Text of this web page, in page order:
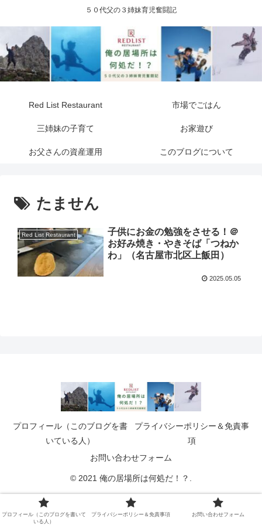
５０代父の３姉妹育児奮闘記
Red List Restaurant 市場でごはん
三姉妹の子育て お家遊び
お父さんの資産運用 このブログについて
たません
Red List Restaurant
子供にお金の勉強をさせる！＠
お好み焼き・やきそば「つねか
わ」（名古屋市北区上飯田）
2025.05.05
プロフィール（このブログを書
いている人）
プライバシーポリシー＆免責事
項
お問い合わせフォーム
© 2021 俺の居場所は何処だ！？.
プロフィール（このブログを書いて
いる人）
プライバシーポリシー＆免責事項 お問い合わせフォーム